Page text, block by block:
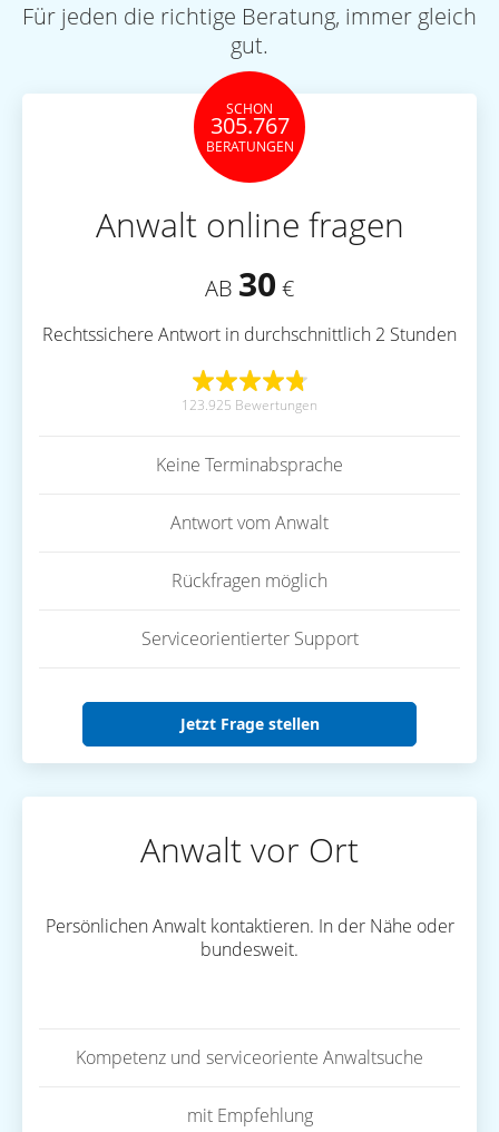
Für jeden die richtige Beratung, immer gleich
gut.
SCHON
305.767
BERATUNGEN
Anwalt online fragen
AB 30 €
Rechtssichere Antwort in durchschnittlich 2 Stunden
123.925 Bewertungen
Keine Terminabsprache
Antwort vom Anwalt
Rückfragen möglich
Serviceorientierter Support
Jetzt Frage stellen
Anwalt vor Ort
Persönlichen Anwalt kontaktieren. In der Nähe oder
bundesweit.
Kompetenz und serviceoriente Anwaltsuche
mit Empfehlung